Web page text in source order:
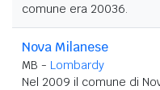
comune era 20036.
Nova Milanese
MB - Lombardy
Nel 2009 il comune di